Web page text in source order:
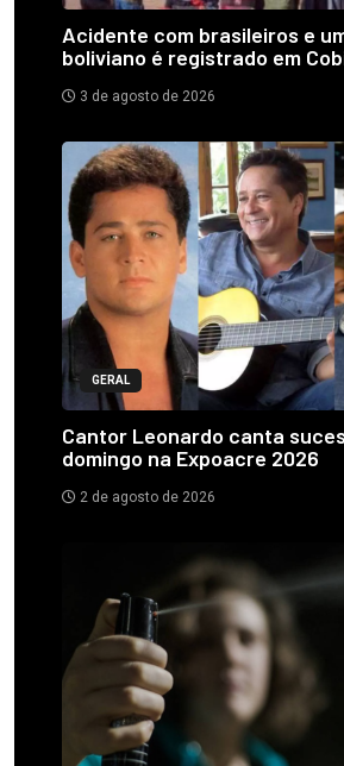
Acidente com brasileiros e
boliviano é registrado em
3 de agosto de 2026
GERAL
Cantor Leonardo canta
domingo na Expoacre 2026
2 de agosto de 2026